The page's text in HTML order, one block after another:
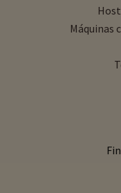
Máquinas